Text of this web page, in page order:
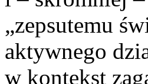
„zepsutemu
aktywnego
w kontekst